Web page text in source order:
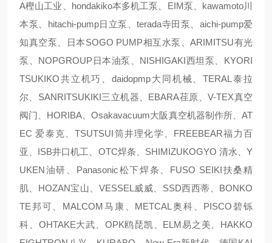
A樫山工业、hondakiko本多机工泵、EIM泵、kawamoto川
本泵、hitachi-pump日立泵、terada寺田泵、aichi-pump爱
知真空泵、日本SOGO PUMP相互水泵、ARIMITSU有光
泵、NOPGROUP日本油泵、NISHIGAKI西坦泵、KYORI
TSUKIKO共立机巧、daidopmp大同机械、TERAL泰拉
尔、SANRITSUKIKI三立机器、EBARA荏原、V-TEX真空
阀门、HORIBA、Osakavacuum大阪真空机器制作所、AT
EC 爱泰克、TSUTSUI筒井理化学、FREEBEAR福力百
亚、ISB井口机工、OTC焊条、SHIMIZUKOGYO 清水、Y
UKEN油研、Panasonic松下焊条、FUSO SEIKI扶桑精
肌、HOZAN宝山、VESSEL威威、SSD西西蒂、BONKO
TE邦可、MALCOM马康、METCAL奥科、PISCO碧铄
科、OHTAKE大武、OPK鸥琵凯、ELM易之美、HAKKO